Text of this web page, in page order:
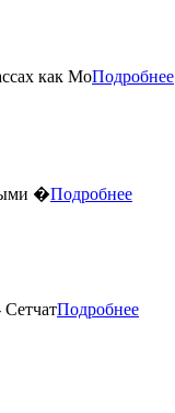
как MoПодробнее
�Подробнее
Подробнее